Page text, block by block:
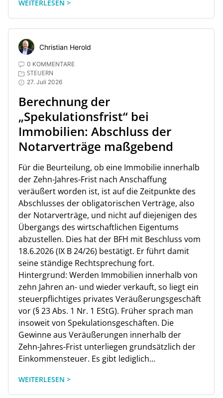
WEITERLESEN >
Christian Herold
0 KOMMENTARE
STEUERN
27. Juli 2026
Berechnung der
„Spekulationsfrist“ bei
Immobilien: Abschluss der
Notarverträge maßgebend
Für die Beurteilung, ob eine Immobilie innerhalb
der Zehn-Jahres-Frist nach Anschaffung
veräußert worden ist, ist auf die Zeitpunkte des
Abschlusses der obligatorischen Verträge, also
der Notarverträge, und nicht auf diejenigen des
Übergangs des wirtschaftlichen Eigentums
abzustellen. Dies hat der BFH mit Beschluss vom
18.6.2026 (IX B 24/26) bestätigt. Er führt damit
seine ständige Rechtsprechung fort.
Hintergrund: Werden Immobilien innerhalb von
zehn Jahren an- und wieder verkauft, so liegt ein
steuerpflichtiges privates Veräußerungsgeschäft
vor (§ 23 Abs. 1 Nr. 1 EStG). Früher sprach man
insoweit von Spekulationsgeschäften. Die
Gewinne aus Veräußerungen innerhalb der
Zehn-Jahres-Frist unterliegen grundsätzlich der
Einkommensteuer. Es gibt lediglich...
WEITERLESEN >